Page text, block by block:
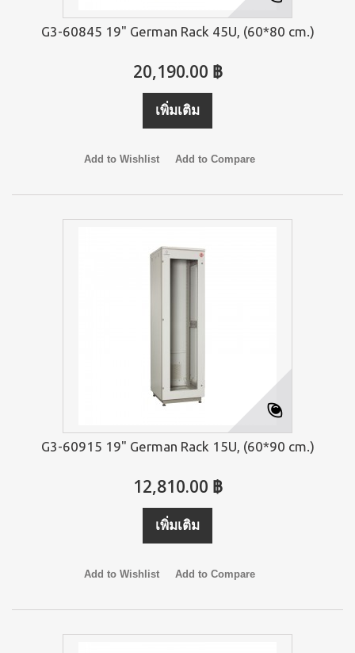
G3-60845 19" German Rack 45U, (60*80 cm.)
20,190.00 ฿
เพิ่มเติม
Add to Wishlist Add to Compare
G3-60915 19" German Rack 15U, (60*90 cm.)
12,810.00 ฿
เพิ่มเติม
Add to Wishlist Add to Compare